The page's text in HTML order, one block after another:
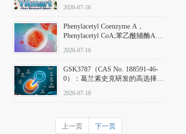
激酶抑制剂的深度剖析
2026-07-16
Phenylacetyl Coenzyme A，
Phenylacetyl CoA;苯乙酰辅酶A
2026-07-16
GSK3787（CAS No. 188591-46-
0）：葛兰素史克研发的高选择
抗剂，被广泛视为研究PPARδ核
靶点药理机制的金标准化学探
针。
2026-07-16
上一页 下一页